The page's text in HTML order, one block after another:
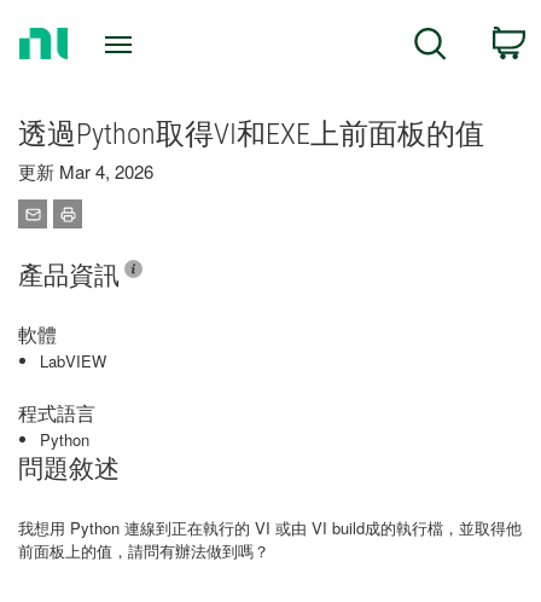
Search
透過Python取得VI和EXE上前面板的值
更新 Mar 4, 2026
產品資訊
軟體
LabVIEW
程式語言
Python
問題敘述
我想用 Python 連線到正在執行的 VI 或由 VI build成的執行檔，並取得他
前面板上的值，請問有辦法做到嗎？